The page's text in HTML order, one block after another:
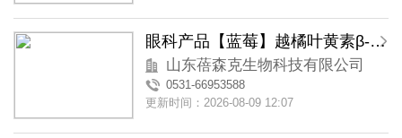
眼科产品【蓝莓】越橘叶黄素β-胡萝卜素胶囊
山东蓓森克生物科技有限公司
0531-66953588
更新时间：2026-08-09 12:07